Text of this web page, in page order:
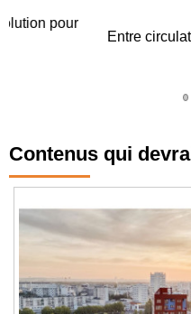
Entre circulation,
Contenus qui